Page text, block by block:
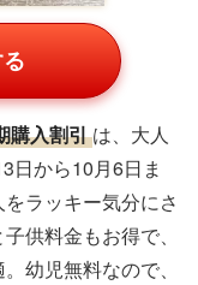
購入割引 は、大人
日から10月6日ま
ラッキー気分にさ
供料金もお得で、
幼児無料なので、